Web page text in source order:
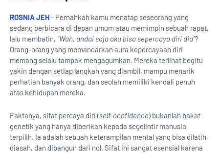
ROSNIA JEH- Pernahkah kamu menatap seseorang yang
sedang berbicara di depan umum atau memimpin sebuah rapat,
lalu membatin, "Wah, andai saja aku bisa sepercaya diri dia"?
Orang-orang yang memancarkan aura kepercayaan diri
memang selalu tampak mengagumkan. Mereka terlihat begitu
yakin dengan setiap langkah yang diambil, mampu menarik
perhatian banyak orang, dan seolah memiliki kendali penuh
atas kehidupan mereka.
Faktanya, sifat percaya diri (self-confidence) bukanlah bakat
genetik yang hanya diberikan kepada segelintir manusia
terpilih. Ia adalah sebuah keterampilan mental yang bisa dilatih,
diasah, dan dibangun dari nol. Sifat ini sangat esensial karena